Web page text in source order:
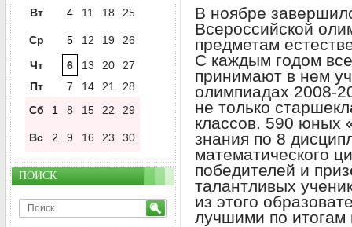
В ноябре
Всероссийской
предметам
С каждым годом
принимают в нем
олимпиадах 2008-
не только
классов. 590 юных
знания по 8
математического
победителей и
талантливых
из этого
лучшими по
Вт 4 11 18 25
Ср 5 12 19
26
Чт
6 13 20
27
Пт
7 14 21
28
Сб
1 8 15 22 29
Вс 2 9 16 23 30
ПОИСК